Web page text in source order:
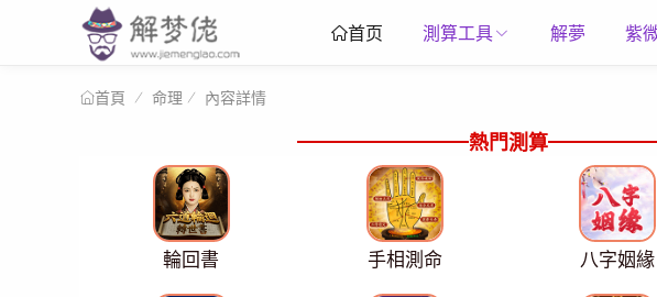
首页 測算工具 解夢 紫
首頁 命理 內容詳情
熱門測算
輪回書 手相測命 八字姻緣